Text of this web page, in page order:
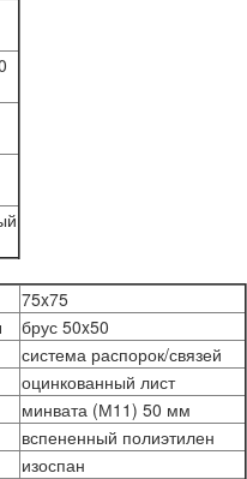
75x75
брус 50x50
система распорок/связей
оцинкованный лист
минвата (М11) 50 мм
вспененный полиэтилен
изоспан